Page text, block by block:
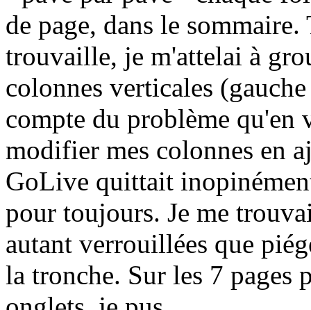
de page, dans le
trouvaille, je m'attelai à
colonnes verticales
compte du problème
modifier mes colonnes en
GoLive quittait
pour toujours. Je me
autant verrouillées que
la tronche. Sur les 7 pages